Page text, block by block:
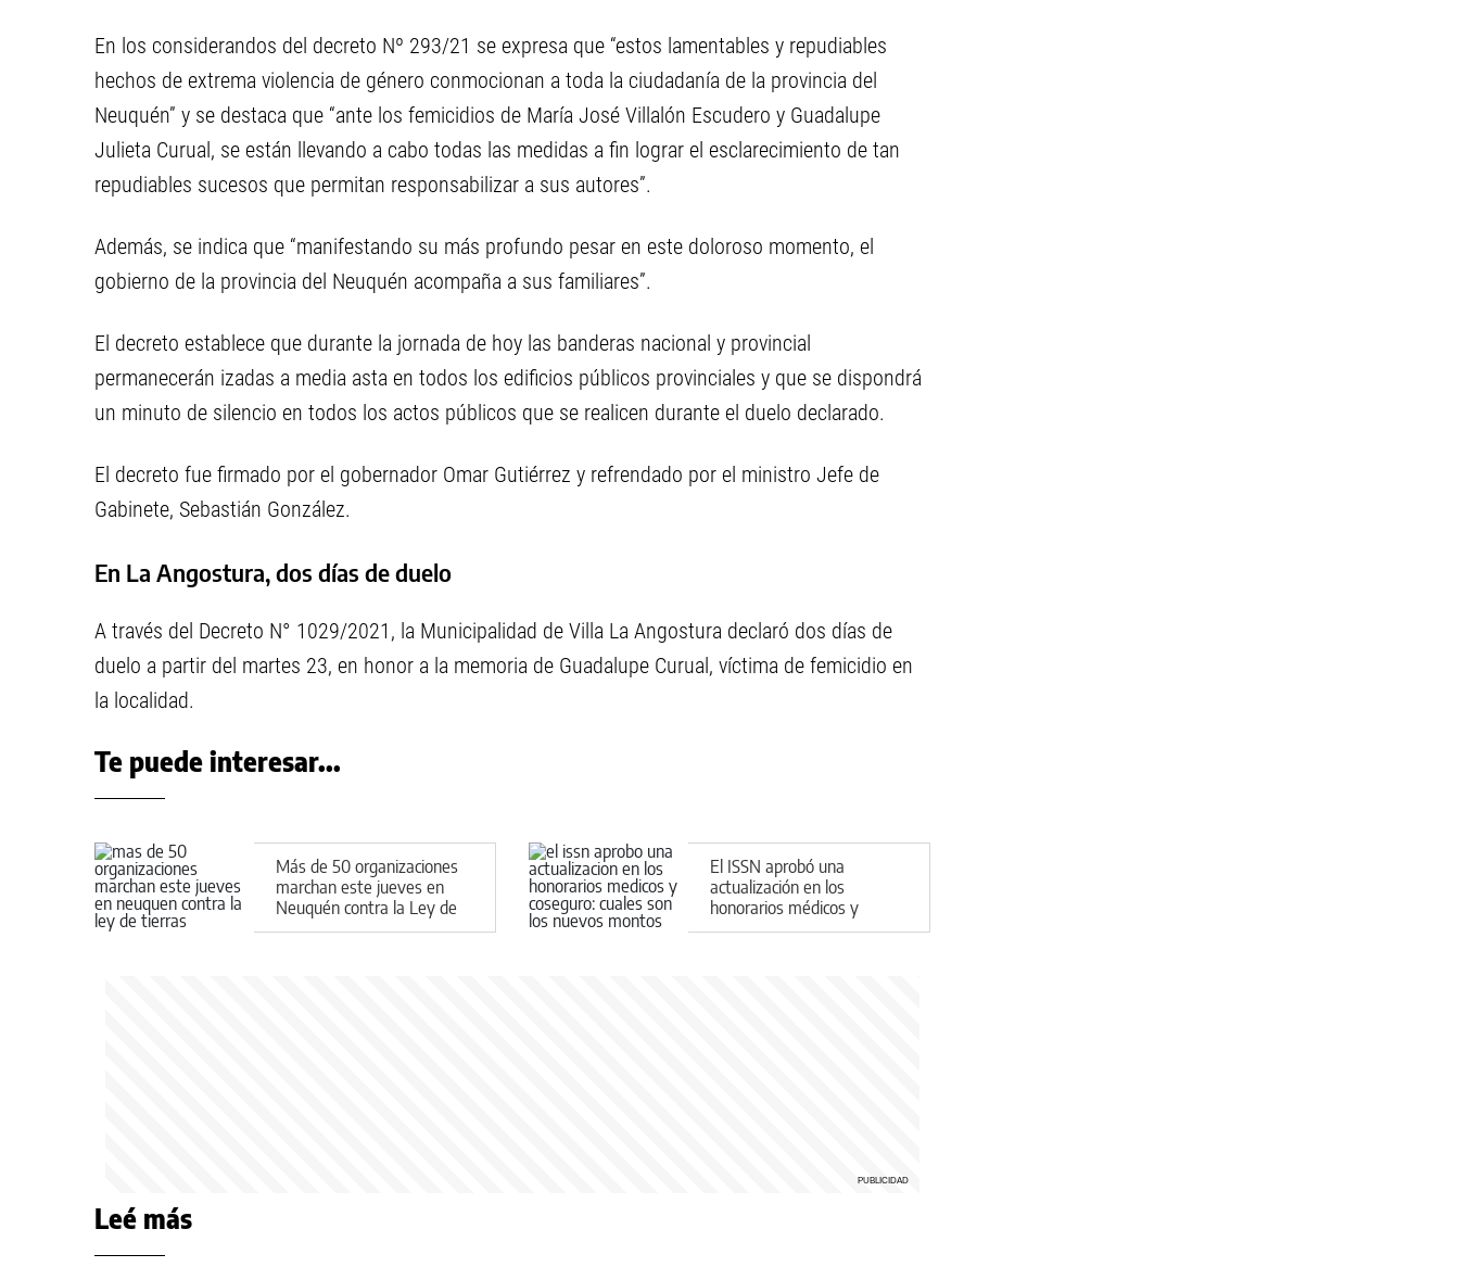
En los considerandos del decreto Nº 293/21 se expresa que “estos lamentables y repudiables
hechos de extrema violencia de género conmocionan a toda la ciudadanía de la provincia del
Neuquén” y se destaca que “ante los femicidios de María José Villalón Escudero y Guadalupe
Julieta Curual, se están llevando a cabo todas las medidas a fin lograr el esclarecimiento de tan
repudiables sucesos que permitan responsabilizar a sus autores”.
Además, se indica que “manifestando su más profundo pesar en este doloroso momento, el
gobierno de la provincia del Neuquén acompaña a sus familiares”.
El decreto establece que durante la jornada de hoy las banderas nacional y provincial
permanecerán izadas a media asta en todos los edificios públicos provinciales y que se dispondrá
un minuto de silencio en todos los actos públicos que se realicen durante el duelo declarado.
El decreto fue firmado por el gobernador Omar Gutiérrez y refrendado por el ministro Jefe de
Gabinete, Sebastián González.
En La Angostura, dos días de duelo
A través del Decreto N° 1029/2021, la Municipalidad de Villa La Angostura declaró dos días de
duelo a partir del martes 23, en honor a la memoria de Guadalupe Curual, víctima de femicidio en
la localidad.
Te puede interesar...
Más de 50 organizaciones
marchan este jueves en
Neuquén contra la Ley de
Tierras
El ISSN aprobó una
actualización en los
honorarios médicos y
coseguro: cuáles son los
Leé más